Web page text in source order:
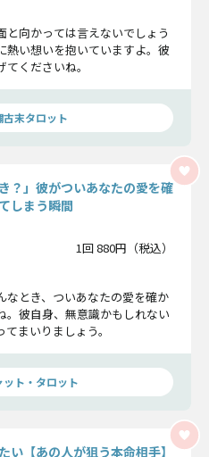
と向かっては言えないでしょう
い想いを抱いていますよ。彼
くださいね。
末タロット
？」彼がついあなたの愛を確
しまう瞬間
1回 880円（税込）
なとき、ついあなたの愛を確か
。彼自身、無意識かもしれない
まいりましょう。
ト・タロット
い【あの人が狙う本命相手】